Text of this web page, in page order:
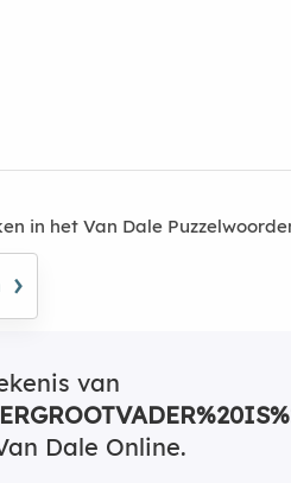
in het Van Dale
›
van
Dale Online.